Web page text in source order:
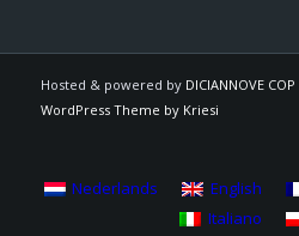
Hosted & powered by DICIANNOVE COP
WordPress Theme by Kriesi
Nederlands English
Italiano